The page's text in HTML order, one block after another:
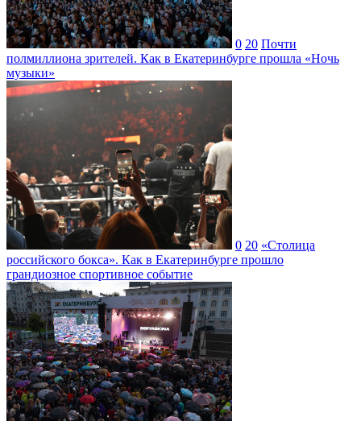
0 20 Почти
полмиллиона зрителей. Как в Екатеринбурге прошла «Ночь
музыки»
0 20 «Столица
российского бокса». Как в Екатеринбурге прошло
грандиозное спортивное событие